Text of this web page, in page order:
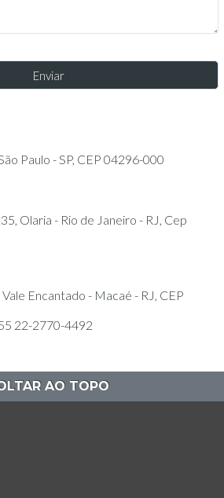
Paulo - SP, CEP 04296-000
Olaria - Rio de Janeiro - RJ, Cep
Encantado - Macaé - RJ, CEP
22-2770-4492
AO TOPO